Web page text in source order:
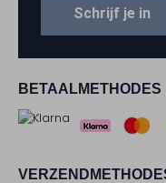
BETAALMETHODES
Schrijf je in